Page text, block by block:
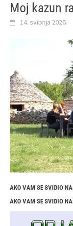
Moj kazun
14. svibnja 2026.
AKO VAM SE SVIDIO
AKO VAM SE SVIDIO